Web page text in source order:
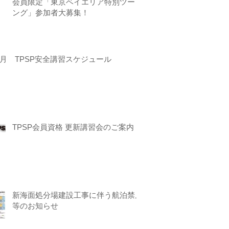
会員限定「東京ベイエリア特別ツーリ
ング」参加者大募集！
TPSP安全講習スケジュール
TPSP会員資格 更新講習会のご案内
新海面処分場建設工事に伴う航泊禁止
等のお知らせ